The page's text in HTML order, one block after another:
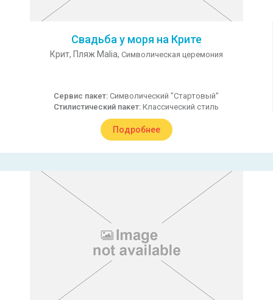
Свадьба у моря на Крите
Крит, Пляж Malia, Символическая церемония
Сервис пакет: Символический "Стартовый"
Стилистический пакет: Классический стиль
Подробнее